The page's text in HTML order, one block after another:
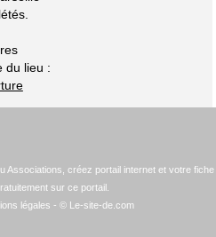
du lieu :
Associations, créez portail internet et votre fiche
sur ce portail.
légales - © Le-site-de.com